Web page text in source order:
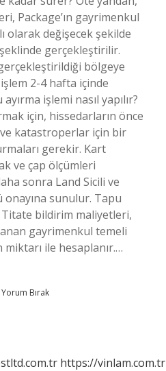
Package’ın gayrimenkul
olarak değişecek şekilde
gerçekleştirilir.
bölgeye
2-4 hafta içinde
işlemi nasıl yapılır?
için, hissedarların önce
ve katastroperlar için bir
gerekir. Kart
ve çap ölçümleri
sonra Land Sicili ve
sunulur. Tapu
bildirim maliyetleri,
gayrimenkul temeli
miktarı ile hesaplanır.…
Yorum Bırak
https://vinlam.com.tr